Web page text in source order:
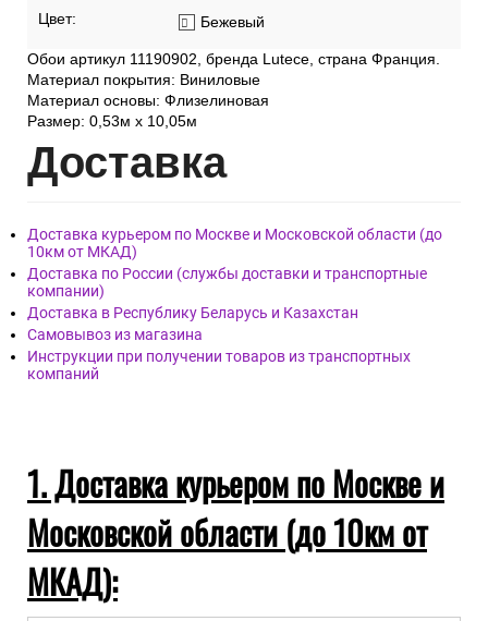
Цвет: Бежевый
Обои артикул 11190902, бренда Lutece, страна Франция.
Материал покрытия: Виниловые
Материал основы: Флизелиновая
Размер: 0,53м x 10,05м
Доставка
Доставка курьером по Москве и Московской области (до
10км от МКАД)
Доставка по России (службы доставки и транспортные
компании)
Доставка в Республику Беларусь и Казахстан
Самовывоз из магазина
Инструкции при получении товаров из транспортных
компаний
1. Доставка курьером по Москве и
Московской области (до 10км от
МКАД):